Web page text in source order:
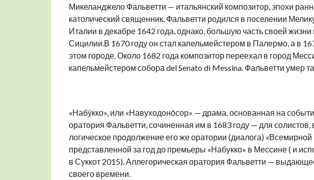
Микеланджело Фальветти — итальянский композитор, эпохи
католический священник. Фальветти родился в поселении
Италии в декабре 1642 года, однако, большую часть своей
Сицилии.В 1670 году он стал капельмейстером в Палермо, а в
этом городе. Около 1682 года композитор переехал в город
капельмейстером собора del Senato di Messina. Фальветти умер
«Набу́кко», или «Навуходоно́сор» — драма, основанная на
оратория Фальветти, сочиненная им в 1683 году — для
логическое продолжение его же оратории (диалога) «Всемирной
представленной за год до премьеры «Набукко» в Мессине ( и
в Суккот 2015). Аллегорическая оратория Фальветти —
своего времени.